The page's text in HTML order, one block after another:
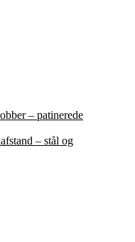
– patinerede
– stål og